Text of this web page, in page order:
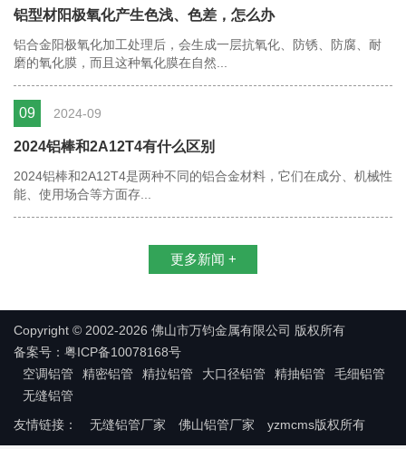
铝型材阳极氧化产生色浅、色差，怎么办
铝合金阳极氧化加工处理后，会生成一层抗氧化、防锈、防腐、耐
磨的氧化膜，而且这种氧化膜在自然...
09 2024-09
2024铝棒和2A12T4有什么区别
2024铝棒和2A12T4是两种不同的铝合金材料，它们在成分、机械性
能、使用场合等方面存...
更多新闻 +
Copyright © 2002-2026 佛山市万钧金属有限公司 版权所有
备案号：粤ICP备10078168号
空调铝管
精密铝管 精拉铝管 大口径铝管 精抽铝管
毛细铝管
无缝铝管
友情链接：
无缝铝管厂家 佛山铝管厂家 yzmcms版权所有